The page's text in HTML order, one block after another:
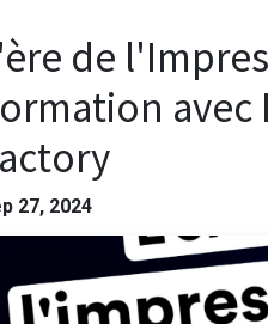
de
avec
27, 2024